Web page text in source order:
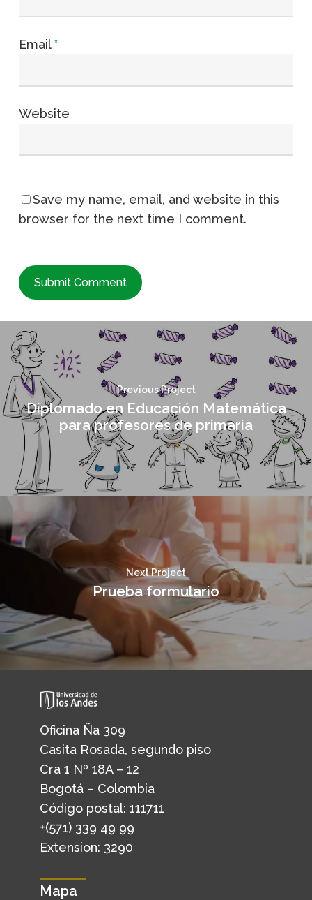
Email*
Website
Save my name, email, and website in this
browser for the next time I comment.
Previous Project
Diplomado en Educación Matemática
para profesores de primaria
Next Project
Prueba formulario
Oficina Ña 309
Casita Rosada, segundo piso
Cra 1 Nº 18A – 12
Bogotá – Colombia
Código postal: 111711
+(571) 339 49 99
Extension: 3290
Mapa